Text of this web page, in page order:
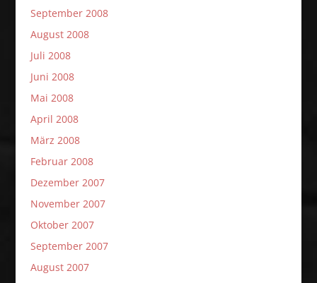
September 2008
August 2008
Juli 2008
Juni 2008
Mai 2008
April 2008
März 2008
Februar 2008
Dezember 2007
November 2007
Oktober 2007
September 2007
August 2007